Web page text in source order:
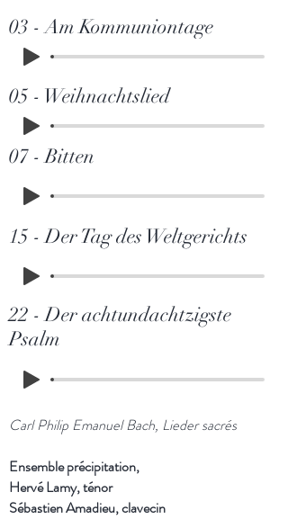
03 - Am Kommuniontage
05 - Weihnachtslied
07 - Bitten
15 - Der Tag des Weltgerichts
22 - Der achtundachtzigste
Psalm
Carl Philip Emanuel Bach, Lieder sacrés
Ensemble précipitation,
Hervé Lamy, ténor
Sébastien Amadieu, clavecin